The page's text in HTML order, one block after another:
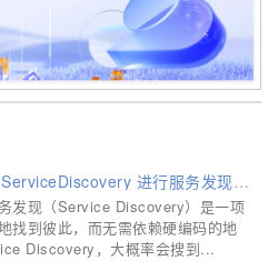
使用 Microsoft.Extensions.ServiceDiscovery 进行服务发现并调用
发现（Service Discovery）是一项
找到彼此，而无需依赖硬编码的地
Discovery，大概率会搜到...